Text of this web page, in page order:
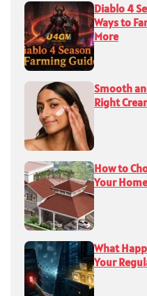
Diablo 4
Ways to
More
Smooth
Right
How to
Your Home
What
Your